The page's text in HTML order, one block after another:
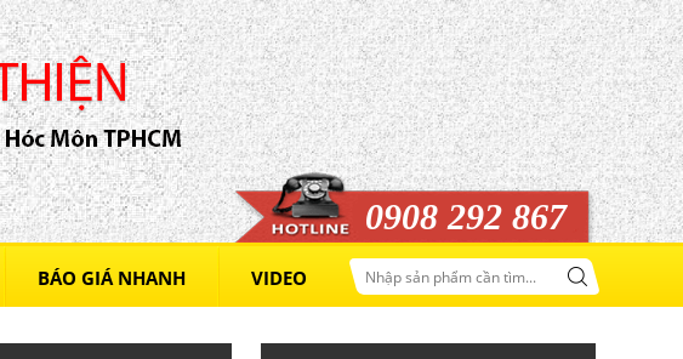
0908 292 867
BÁO GIÁ NHANH VIDEO